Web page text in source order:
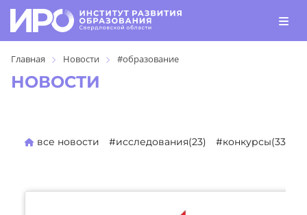
Главная Новости #образование
НОВОСТИ
все новости #исследования(23) #конкурсы(330)